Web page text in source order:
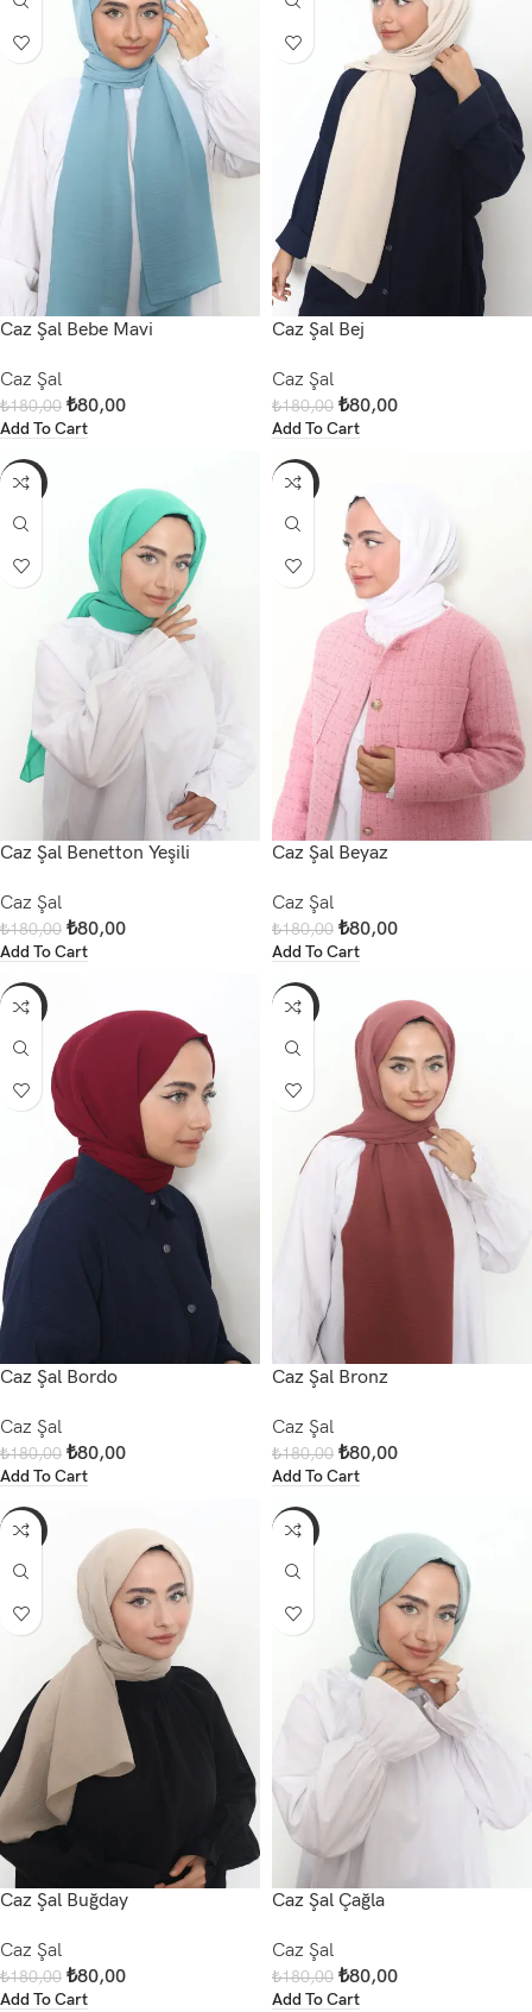
Caz Şal Bebe Mavi
Caz Şal
₺180,00 ₺80,00
Add To Cart
Caz Şal Bej
Caz Şal
₺180,00 ₺80,00
Add To Cart
-56%
Caz Şal Benetton Yeşili
Caz Şal
₺180,00 ₺80,00
Add To Cart
-56%
Caz Şal Beyaz
Caz Şal
₺180,00 ₺80,00
Add To Cart
-56%
Caz Şal Bordo
Caz Şal
₺180,00 ₺80,00
Add To Cart
-56%
Caz Şal Bronz
Caz Şal
₺180,00 ₺80,00
Add To Cart
-56%
Caz Şal Buğday
Caz Şal
₺180,00 ₺80,00
Add To Cart
-56%
Caz Şal Çağla
Caz Şal
₺180,00 ₺80,00
Add To Cart